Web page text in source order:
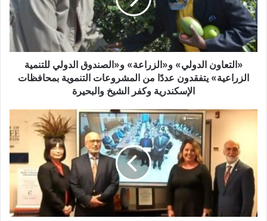
للتنمية
الزراعية»
يتفقدون
عددًا
المشروعات
الإسكندرية
والبحيرة
«التعاون الدولي» و«الزراعة» و«الصندوق الدولي للتنمية
الزراعية» يتفقدون عددًا من المشروعات التنموية بمحافظات
الإسكندرية وكفر الشيخ والبحيرة
بالصور
الأهلية
توقع
بروتوكولا
تعليميا
مع
واحدة